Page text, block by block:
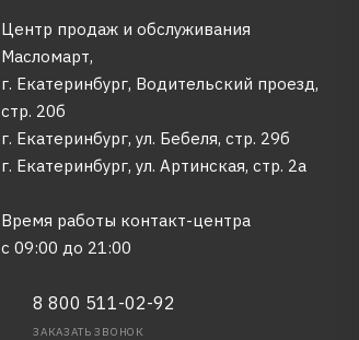
Центр продаж и обслуживания
Масломарт,
г. Екатеринбург, Водительский проезд,
стр. 20б
г. Екатеринбург, ул. Бебеля, стр. 29б
г. Екатеринбург, ул. Артинская, стр. 2а
Время работы контакт-центра
с 09:00 до 21:00
8 800 511-02-92
ЗАКАЗАТЬ ЗВОНОК